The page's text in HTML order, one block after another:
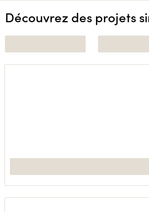
Découvrez des projets